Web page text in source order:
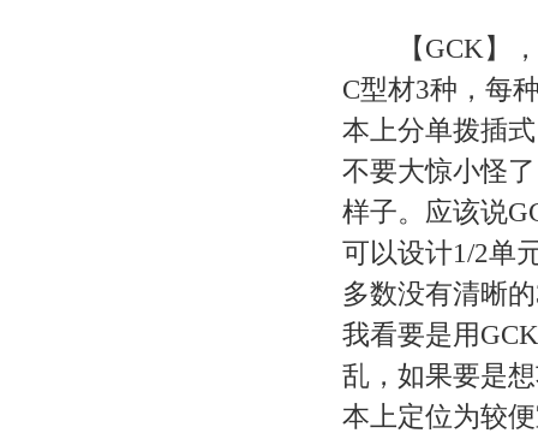
【GCK】，
C型材3种，每
本上分单拨插
不要大惊小怪
样子。应该说
可以设计1/2单
多数没有清晰
我看要是用
乱，如果要是
本上定位为较